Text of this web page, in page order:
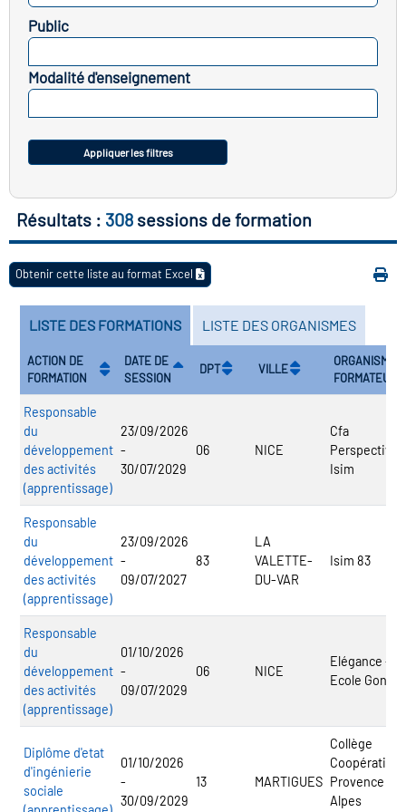
des secteurs(en
Public
Modalité d'enseignement
Appliquer les filtres
Résultats : 308 sessions de formation
Obtenir cette liste au format Excel
LISTE DES FORMATIONS LISTE DES ORGANISMES
ACTION DE
FORMATION
DATE DE
SESSION
DPT VILLE
ORGANISME
FORMATEUR
Responsable
du
développement
des activités
(apprentissage)
23/09/2026
-
30/07/2029
06 NICE
Cfa
Perspective -
Isim
Responsable
du
développement
des activités
(apprentissage)
23/09/2026
-
09/07/2027
83
LA
VALETTE-
DU-VAR
Isim 83
Responsable
du
développement
des activités
(apprentissage)
01/10/2026
-
09/07/2029
06 NICE
Elégance -
Ecole
Diplôme d'etat
d'ingénierie
sociale
01/10/2026
-
30/09/2029
13 MARTIGUES
Collège
Coopératif
Provence
Alpes